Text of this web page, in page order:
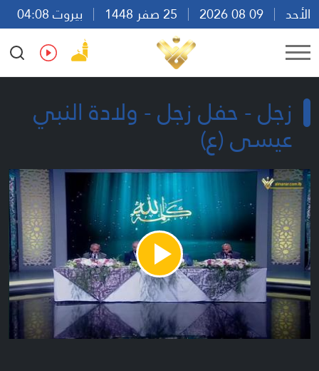
الأحد
بيروت 04:08
Ar
En Fr Es
زجل - حفل زجل - ولادة النبي
عيسى (ع)
Play
Video